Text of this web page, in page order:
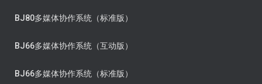
BJ80多媒体协作系统（标准版）
BJ66多媒体协作系统（互动版）
BJ66多媒体协作系统（标准版）